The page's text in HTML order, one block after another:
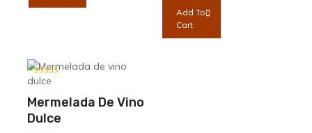
Add To
Cart
Mermelada De Vino
Dulce
Valorado con
de 5